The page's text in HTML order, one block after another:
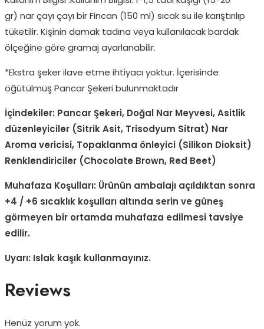
gr) nar çayı çayı bir Fincan (150 ml) sıcak su ile karıştırılıp
tüketilir. Kişinin damak tadına veya kullanılacak bardak
ölçeğine göre gramaj ayarlanabilir.
*Ekstra şeker ilave etme ihtiyacı yoktur. İçerisinde
öğütülmüş Pancar Şekeri bulunmaktadır
İçindekiler: Pancar Şekeri, Doğal Nar Meyvesi, Asitlik
düzenleyiciler (Sitrik Asit, Trisodyum Sitrat) Nar
Aroma vericisi, Topaklanma önleyici (Silikon Dioksit)
Renklendiriciler (Chocolate Brown, Red Beet)
Muhafaza Koşulları: Ürünün ambalajı açıldıktan sonra
+4 / +6 sıcaklık koşulları altında serin ve güneş
görmeyen bir ortamda muhafaza edilmesi tavsiye
edilir.
Uyarı: Islak kaşık kullanmayınız.
Reviews
Henüz yorum yok.